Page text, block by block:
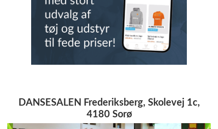
DANSESALEN Frederiksberg, Skolevej 1c,
4180 Sorø